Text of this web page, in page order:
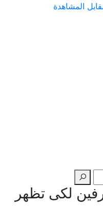
المشاهدة
لكى تظهر